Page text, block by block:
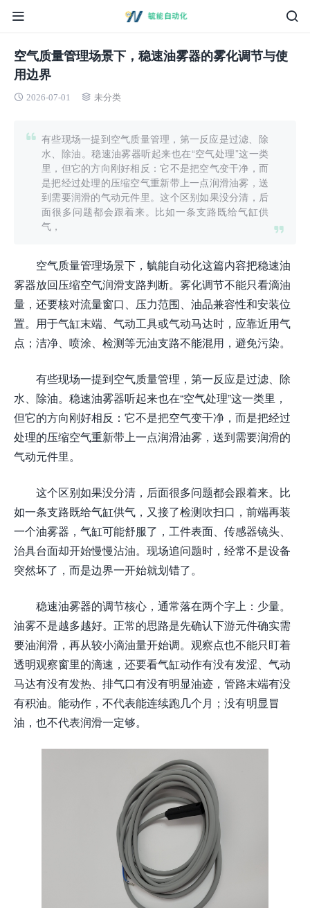
空气质量管理场景下，稳速油雾器的雾化调节与使
用边界
2026-07-01 未分类
有些现场一提到空气质量管理，第一反应是过滤、除
水、除油。稳速油雾器听起来也在“空气处理”这一类
里，但它的方向刚好相反：它不是把空气变干净，而
是把经过处理的压缩空气重新带上一点润滑油雾，送
到需要润滑的气动元件里。这个区别如果没分清，后
面很多问题都会跟着来。比如一条支路既给气缸供
气，
空气质量管理场景下，毓能自动化这篇内容把稳速油
雾器放回压缩空气润滑支路判断。雾化调节不能只看滴油
量，还要核对流量窗口、压力范围、油品兼容性和安装位
置。用于气缸末端、气动工具或气动马达时，应靠近用气
点；洁净、喷涂、检测等无油支路不能混用，避免污染。
有些现场一提到空气质量管理，第一反应是过滤、除
水、除油。稳速油雾器听起来也在“空气处理”这一类里，
但它的方向刚好相反：它不是把空气变干净，而是把经过
处理的压缩空气重新带上一点润滑油雾，送到需要润滑的
气动元件里。
这个区别如果没分清，后面很多问题都会跟着来。比
如一条支路既给气缸供气，又接了检测吹扫口，前端再装
一个油雾器，气缸可能舒服了，工件表面、传感器镜头、
治具台面却开始慢慢沾油。现场追问题时，经常不是设备
突然坏了，而是边界一开始就划错了。
稳速油雾器的调节核心，通常落在两个字上：少量。
油雾不是越多越好。正常的思路是先确认下游元件确实需
要油润滑，再从较小滴油量开始调。观察点也不能只盯着
透明观察窗里的滴速，还要看气缸动作有没有发涩、气动
马达有没有发热、排气口有没有明显油迹，管路末端有没
有积油。能动作，不代表能连续跑几个月；没有明显冒
油，也不代表润滑一定够。